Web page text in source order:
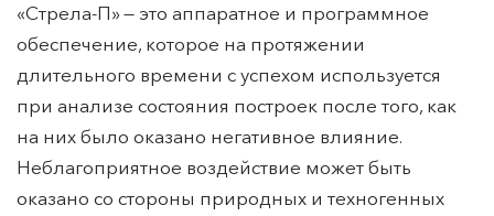
«Стрела-П» — это аппаратное и программное
обеспечение, которое на протяжении
длительного времени с успехом используется
при анализе состояния построек после того, как
на них было оказано негативное влияние.
Неблагоприятное воздействие может быть
оказано со стороны природных и техногенных